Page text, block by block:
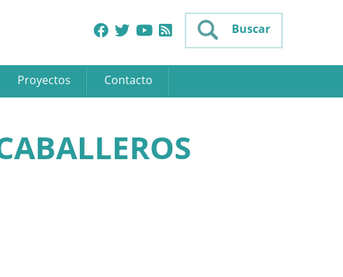
Buscar
Proyectos Contacto